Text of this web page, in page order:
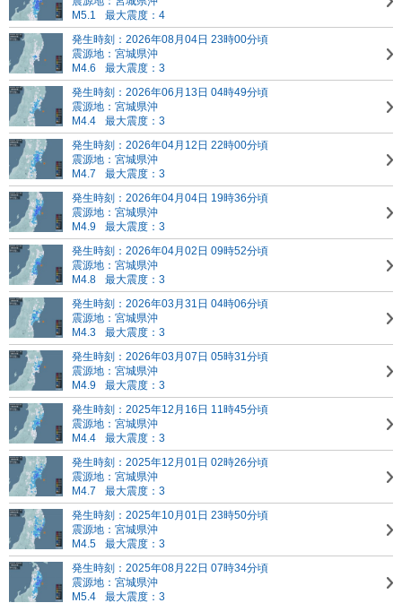
M5.1
最大震度：4
発生時刻：2026年08月04日 23時00分頃
震源地：宮城県沖
M4.6
最大震度：3
発生時刻：2026年06月13日 04時49分頃
震源地：宮城県沖
M4.4
最大震度：3
発生時刻：2026年04月12日 22時00分頃
震源地：宮城県沖
M4.7
最大震度：3
発生時刻：2026年04月04日 19時36分頃
震源地：宮城県沖
M4.9
最大震度：3
発生時刻：2026年04月02日 09時52分頃
震源地：宮城県沖
M4.8
最大震度：3
発生時刻：2026年03月31日 04時06分頃
震源地：宮城県沖
M4.3
最大震度：3
発生時刻：2026年03月07日 05時31分頃
震源地：宮城県沖
M4.9
最大震度：3
発生時刻：2025年12月16日 11時45分頃
震源地：宮城県沖
M4.4
最大震度：3
発生時刻：2025年12月01日 02時26分頃
震源地：宮城県沖
M4.7
最大震度：3
発生時刻：2025年10月01日 23時50分頃
震源地：宮城県沖
M4.5
最大震度：3
発生時刻：2025年08月22日 07時34分頃
震源地：宮城県沖
M5.4
最大震度：3